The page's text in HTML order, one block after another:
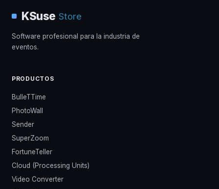
KSuse Store
Software profesional para la industria de
eventos.
PRODUCTOS
BulleTTime
PhotoWall
Sender
SuperZoom
FortuneTeller
Cloud (Processing Units)
Video Converter